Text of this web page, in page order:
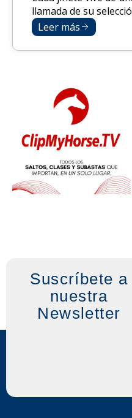
llamada de su
Leer más
Suscríbete a
nuestra
Newsletter